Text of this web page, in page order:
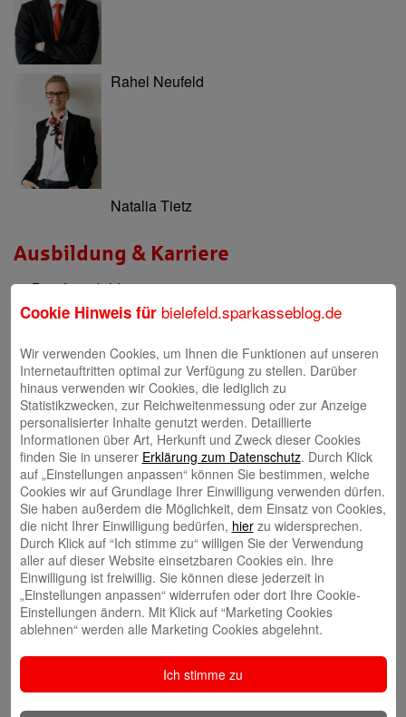
Rahel Neufeld
Natalia Tietz
Ausbildung & Karriere
Berufsausbildung
Berufsorientierung & Praktikum
Filialen
Filialen und Geldautomaten
Internet-Filiale und Online-Banking
Video-Beratung in der Internet-Filiale
Gründerberatung
GründerCenter
Immobilien
ImmobilienCenter
Nachhaltigkeit
Verantwortungsvoll für die Menschen und die Region
Cookie Hinweis für bielefeld.sparkasseblog.de
Wir verwenden Cookies, um Ihnen die Funktionen auf unseren
Internetauftritten optimal zur Verfügung zu stellen. Darüber
hinaus verwenden wir Cookies, die lediglich zu
Statistikzwecken, zur Reichweitenmessung oder zur Anzeige
personalisierter Inhalte genutzt werden. Detaillierte
Informationen über Art, Herkunft und Zweck dieser Cookies
finden Sie in unserer Erklärung zum Datenschutz. Durch Klick
auf „Einstellungen anpassen“ können Sie bestimmen, welche
Cookies wir auf Grundlage Ihrer Einwilligung verwenden dürfen.
Sie haben außerdem die Möglichkeit, dem Einsatz von Cookies,
die nicht Ihrer Einwilligung bedürfen, hierzu widersprechen.
Durch Klick auf “Ich stimme zu“ willigen Sie der Verwendung
aller auf dieser Website einsetzbaren Cookies ein. Ihre
Einwilligung ist freiwillig. Sie können diese jederzeit in
„Einstellungen anpassen“ widerrufen oder dort Ihre Cookie-
Einstellungen ändern. Mit Klick auf “Marketing Cookies
ablehnen“ werden alle Marketing Cookies abgelehnt.
Ich stimme zu